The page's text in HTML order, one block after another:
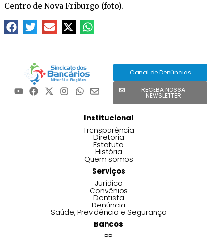
Centro de Nova Friburgo (foto).
Canal de Denúncias
RECEBA NOSSA
NEWSLETTER
Institucional
Transparência
Diretoria
Estatuto
História
Quem somos
Serviços
Jurídico
Convênios
Dentista
Denúncia
Saúde, Previdência e Segurança
Bancos